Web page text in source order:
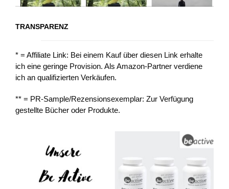
TRANSPARENZ
* = Affiliate Link: Bei einem Kauf über diesen Link erhalte
ich eine geringe Provision. Als Amazon-Partner verdiene
ich an qualifizierten Verkäufen.
** = PR-Sample/Rezensionsexemplar: Zur Verfügung
gestellte Bücher oder Produkte.